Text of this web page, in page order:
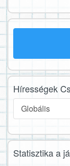
Hírességek
Globális
Statisztika a